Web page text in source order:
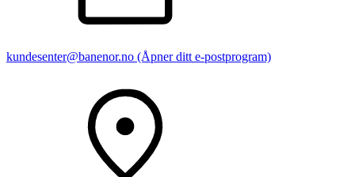
kundesenter@banenor.no (Åpner ditt e-postprogram)